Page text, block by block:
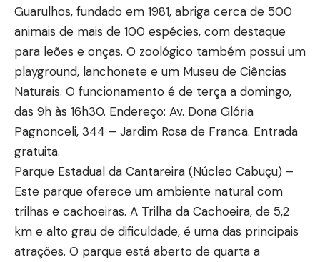
Guarulhos, fundado em 1981, abriga cerca de 500
animais de mais de 100 espécies, com destaque
para leões e onças. O zoológico também possui um
playground, lanchonete e um Museu de Ciências
Naturais. O funcionamento é de terça a domingo,
das 9h às 16h30. Endereço: Av. Dona Glória
Pagnonceli, 344 – Jardim Rosa de Franca. Entrada
gratuita.
Parque Estadual da Cantareira (Núcleo Cabuçu) –
Este parque oferece um ambiente natural com
trilhas e cachoeiras. A Trilha da Cachoeira, de 5,2
km e alto grau de dificuldade, é uma das principais
atrações. O parque está aberto de quarta a